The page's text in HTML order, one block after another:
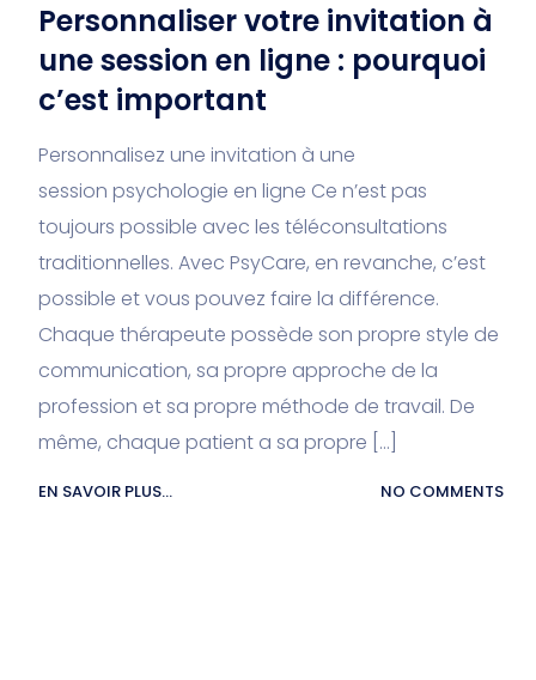
Personnaliser votre invitation à
une session en ligne : pourquoi
c’est important
Personnalisez une invitation à une
session psychologie en ligne Ce n’est pas
toujours possible avec les téléconsultations
traditionnelles. Avec PsyCare, en revanche, c’est
possible et vous pouvez faire la différence.
Chaque thérapeute possède son propre style de
communication, sa propre approche de la
profession et sa propre méthode de travail. De
même, chaque patient a sa propre […]
EN SAVOIR PLUS... NO COMMENTS